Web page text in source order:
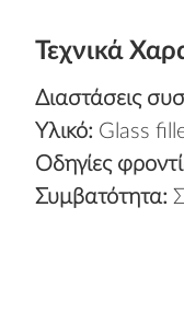
Τεχνικά
Διαστάσεις
Υλικό: Glass
Οδηγίες
Συμβατότητα: